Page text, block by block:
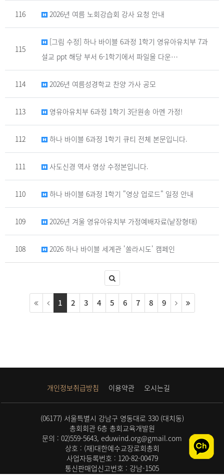
116 2026년 여름 노회강습회 강사 요청 안내
115
[그림 수정] 하나 바이블 6과정 1학기 영유아유치부 7과
설교 ppt 해당 부서 6-1학기에서 파일을 다운…
114 2026년 여름성경학교 찬양 가사 공모
113 영유아유치부 6과정 1학기 3단원송 아멘 가정!
112 하나 바이블 6과정 1학기 큐티 전체 본문입니다.
111 사도신경 역사 영상 수정본입니다.
110 하나 바이블 6과정 1학기 "영상 업로드" 일정 안내
109 2026년 겨울 영유아유치부 가정예배자료(낱장형태)
108 2026 하나 바이블 세계관 '쏠라시도' 캠페인
1 2 3 4 5 6 7 8 9
개인정보취급방침 이용약관 오시는길
(06177) 서울특별시 강남구 영동대로 330 (대치동)
총회회관 6층 총회교육개발원
문의 : 02)559-5643, eduwind.org@gmail.com
상호 : (재)대한예수교장로회총회
사업자등록번호 : 120-82-00479
통신판매업신고번호 : 강남-1505